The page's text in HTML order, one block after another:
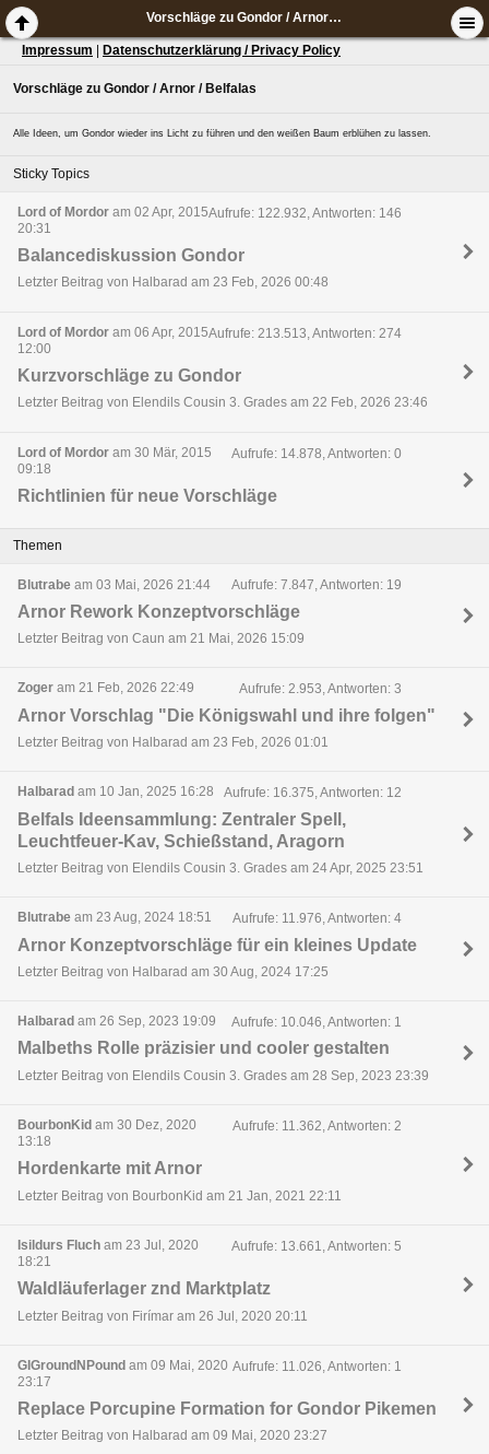
Vorschläge zu Gondor / Arnor / Belfalas
Impressum Datenschutzerklärung / Privacy Policy
Vorschläge zu Gondor / Arnor / Belfalas
Alle Ideen, um Gondor wieder ins Licht zu führen und den weißen Baum erblühen zu lassen.
Sticky Topics
Lord of Mordor am 02 Apr, 2015
20:31
Aufrufe: 122.932, Antworten: 146
Balancediskussion Gondor
Letzter Beitrag von Halbarad am 23 Feb, 2026 00:48
Lord of Mordor am 06 Apr, 2015
12:00
Aufrufe: 213.513, Antworten: 274
Kurzvorschläge zu Gondor
Letzter Beitrag von Elendils Cousin 3. Grades am 22 Feb, 2026 23:46
Lord of Mordor am 30 Mär, 2015
09:18
Aufrufe: 14.878, Antworten: 0
Richtlinien für neue Vorschläge
Themen
Blutrabe am 03 Mai, 2026 21:44 Aufrufe: 7.847, Antworten: 19
Arnor Rework Konzeptvorschläge
Letzter Beitrag von Caun am 21 Mai, 2026 15:09
Zoger am 21 Feb, 2026 22:49 Aufrufe: 2.953, Antworten: 3
Arnor Vorschlag "Die Königswahl und ihre folgen"
Letzter Beitrag von Halbarad am 23 Feb, 2026 01:01
Halbarad am 10 Jan, 2025 16:28 Aufrufe: 16.375, Antworten: 12
Belfals Ideensammlung: Zentraler Spell,
Leuchtfeuer-Kav, Schießstand, Aragorn
Letzter Beitrag von Elendils Cousin 3. Grades am 24 Apr, 2025 23:51
Blutrabe am 23 Aug, 2024 18:51 Aufrufe: 11.976, Antworten: 4
Arnor Konzeptvorschläge für ein kleines Update
Letzter Beitrag von Halbarad am 30 Aug, 2024 17:25
Halbarad am 26 Sep, 2023 19:09 Aufrufe: 10.046, Antworten: 1
Malbeths Rolle präzisier und cooler gestalten
Letzter Beitrag von Elendils Cousin 3. Grades am 28 Sep, 2023 23:39
BourbonKid am 30 Dez, 2020
13:18
Aufrufe: 11.362, Antworten: 2
Hordenkarte mit Arnor
Letzter Beitrag von BourbonKid am 21 Jan, 2021 22:11
Isildurs Fluch am 23 Jul, 2020
18:21
Aufrufe: 13.661, Antworten: 5
Waldläuferlager znd Marktplatz
Letzter Beitrag von Firímar am 26 Jul, 2020 20:11
GIGroundNPound am 09 Mai, 2020
23:17
Aufrufe: 11.026, Antworten: 1
Replace Porcupine Formation for Gondor Pikemen
Letzter Beitrag von Halbarad am 09 Mai, 2020 23:27